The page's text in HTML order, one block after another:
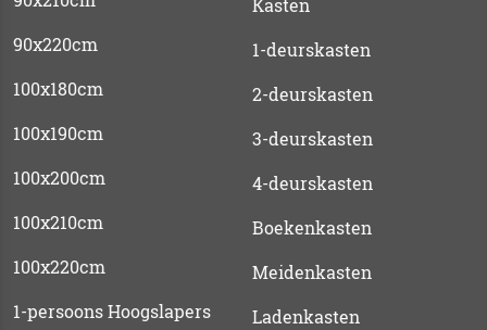
90x220cm
100x180cm
100x190cm
100x200cm
100x210cm
100x220cm
1-persoons Hoogslapers
Kasten
1-deurskasten
2-deurskasten
3-deurskasten
4-deurskasten
Boekenkasten
Meidenkasten
Ladenkasten